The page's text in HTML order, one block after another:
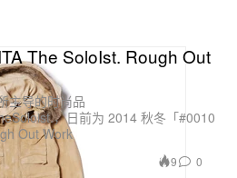
The SoloIst. Rough Out
主导的时尚品
，日前为 2014 秋冬「#0010
Out Work
9 0